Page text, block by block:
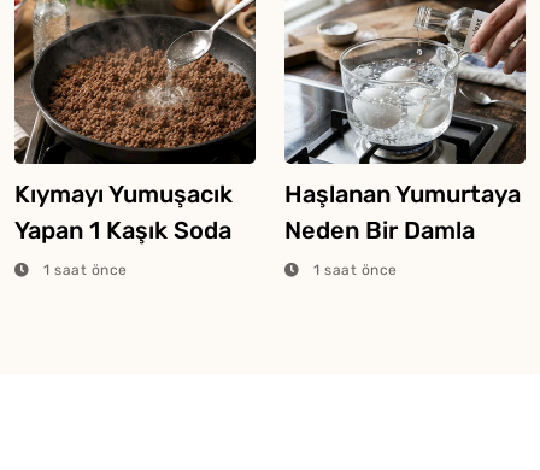
Kıymayı Yumuşacık
Yapan 1 Kaşık Soda
Yöntemi
1 saat önce
Haşlanan Yumurtaya
Neden Bir Damla
Sirke Eklenir?
1 saat önce